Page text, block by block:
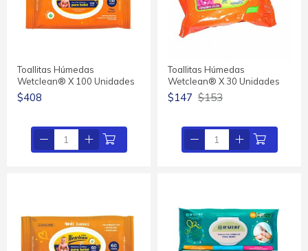
Toallitas Húmedas
Wetclean® X 100 Unidades
$408
Toallitas Húmedas
Wetclean® X 30 Unidades
$147 $153